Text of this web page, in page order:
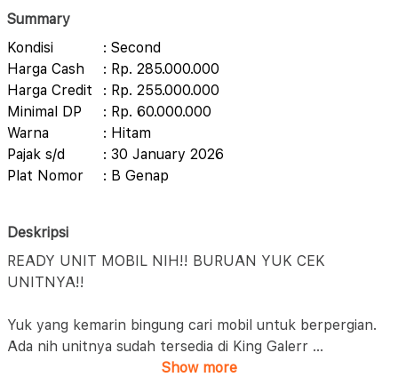
Summary
Kondisi
: Second
Harga Cash
: Rp. 285.000.000
Harga Credit
: Rp. 255.000.000
Minimal DP
: Rp. 60.000.000
Warna
: Hitam
Pajak s/d
: 30 January 2026
Plat Nomor
: B Genap
Deskripsi
READY UNIT MOBIL NIH!! BURUAN YUK CEK
UNITNYA!!
Yuk yang kemarin bingung cari mobil untuk berpergian.
Ada nih unitnya sudah tersedia di King Galerr ...
Show more